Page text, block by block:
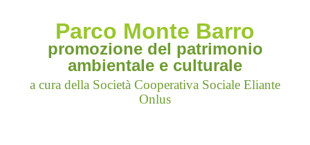
Parco Monte Barro
promozione del patrimonio
ambientale e culturale
a cura della Società Cooperativa Sociale Eliante
Onlus